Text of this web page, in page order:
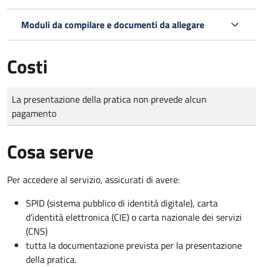
Moduli da compilare e documenti da allegare
Costi
Tipo di pagamento
Importo
La presentazione della pratica non prevede alcun
pagamento
Cosa serve
Per accedere al servizio, assicurati di avere:
SPID (sistema pubblico di identità digitale), carta
d’identità elettronica (CIE) o carta nazionale dei servizi
(CNS)
tutta la documentazione prevista per la presentazione
della pratica.